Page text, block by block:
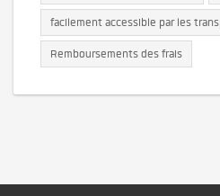
facilement accessible par les
Remboursements des frais